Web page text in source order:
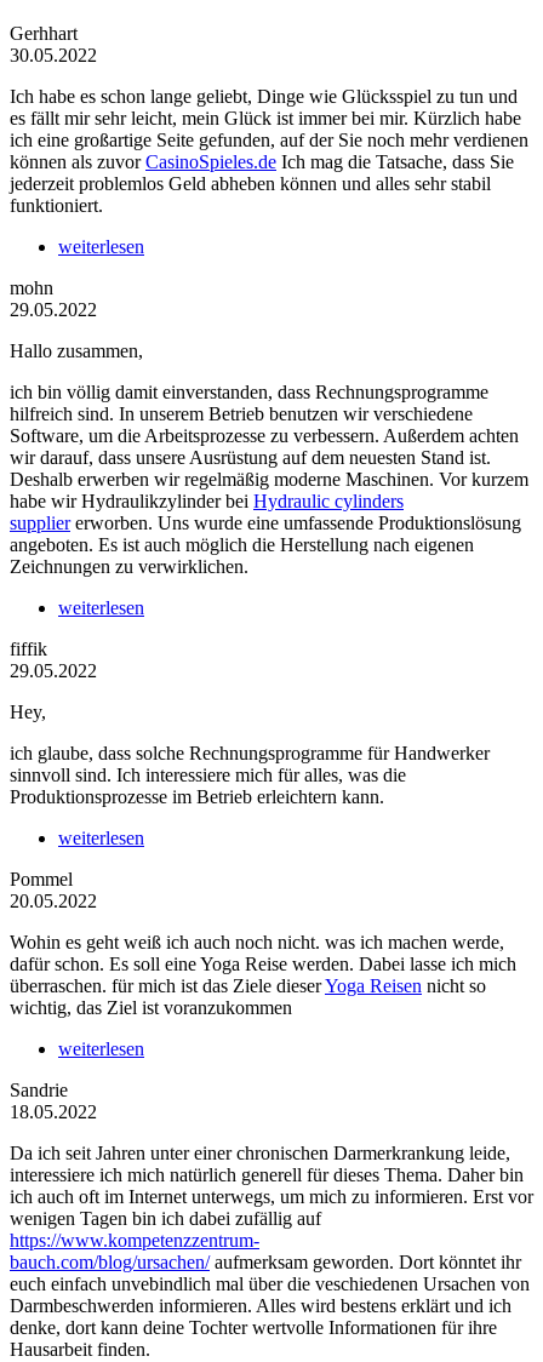
Gerhhart
30.05.2022
Ich habe es schon lange geliebt, Dinge wie Glücksspiel zu tun und
es fällt mir sehr leicht, mein Glück ist immer bei mir. Kürzlich habe
ich eine großartige Seite gefunden, auf der Sie noch mehr verdienen
können als zuvorCasinoSpieles.de Ich mag die Tatsache, dass Sie
jederzeit problemlos Geld abheben können und alles sehr stabil
funktioniert.
weiterlesen
mohn
29.05.2022
Hallo zusammen,
ich bin völlig damit einverstanden, dass Rechnungsprogramme
hilfreich sind. In unserem Betrieb benutzen wir verschiedene
Software, um die Arbeitsprozesse zu verbessern. Außerdem achten
wir darauf, dass unsere Ausrüstung auf dem neuesten Stand ist.
Deshalb erwerben wir regelmäßig moderne Maschinen. Vor kurzem
habe wir Hydraulikzylinder bei Hydraulic cylinders
suppliererworben. Uns wurde eine umfassende Produktionslösung
angeboten. Es ist auch möglich die Herstellung nach eigenen
Zeichnungen zu verwirklichen.
weiterlesen
fiffik
29.05.2022
Hey,
ich glaube, dass solche Rechnungsprogramme für Handwerker
sinnvoll sind. Ich interessiere mich für alles, was die
Produktionsprozesse im Betrieb erleichtern kann.
weiterlesen
Pommel
20.05.2022
Wohin es geht weiß ich auch noch nicht. was ich machen werde,
dafür schon. Es soll eine Yoga Reise werden. Dabei lasse ich mich
überraschen. für mich ist das Ziele dieserYoga Reisen nicht so
wichtig, das Ziel ist voranzukommen
weiterlesen
Sandrie
18.05.2022
Da ich seit Jahren unter einer chronischen Darmerkrankung leide,
interessiere ich mich natürlich generell für dieses Thema. Daher bin
ich auch oft im Internet unterwegs, um mich zu informieren. Erst vor
wenigen Tagen bin ich dabei zufällig auf
https://www.kompetenzzentrum-
bauch.com/blog/ursachen/aufmerksam geworden. Dort könntet ihr
euch einfach unvebindlich mal über die veschiedenen Ursachen von
Darmbeschwerden informieren. Alles wird bestens erklärt und ich
denke, dort kann deine Tochter wertvolle Informationen für ihre
Hausarbeit finden.